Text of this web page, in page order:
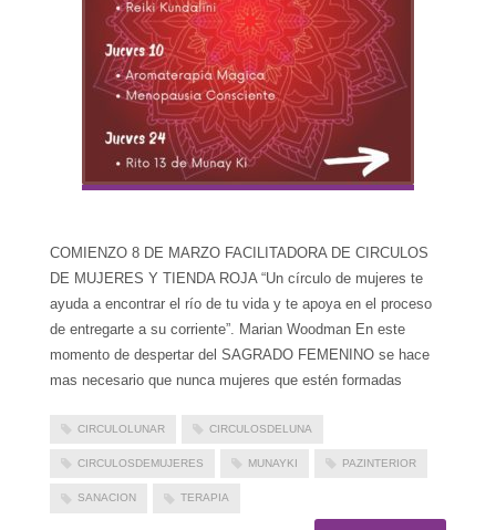
COMIENZO 8 DE MARZO FACILITADORA DE CIRCULOS
DE MUJERES Y TIENDA ROJA “Un círculo de mujeres te
ayuda a encontrar el río de tu vida y te apoya en el proceso
de entregarte a su corriente”. Marian Woodman En este
momento de despertar del SAGRADO FEMENINO se hace
mas necesario que nunca mujeres que estén formadas
CIRCULOLUNAR CIRCULOSDELUNA
CIRCULOSDEMUJERES MUNAYKI PAZINTERIOR
SANACION TERAPIA